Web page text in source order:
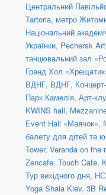
Центральний
Tartoria, метро
Національний
Українки, Pechersk
танцювальний зал
Гранд Хол
ВДНГ, ВДНГ,
Парк Камелія, Арт-
KWINS hall,
Event Hall «Маячок»,
балету для дітей та
Tower, Veranda on the
Zencafe, Touch Cafe,
Тур вихідного дня,
Yoga Shala Kiev, 3B